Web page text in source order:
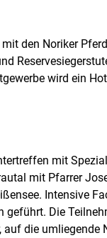
den Noriker
wird ein
mit
mit Pfarrer
Intensive
geführt. Die
die